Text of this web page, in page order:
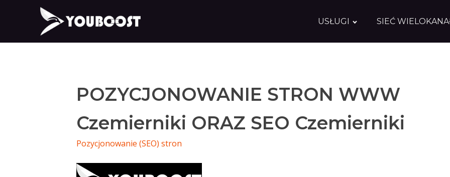
USŁUGI SIEĆ
POZYCJONOWANIE STRON WWW
Czemierniki ORAZ SEO Czemierniki
Pozycjonowanie (SEO) stron